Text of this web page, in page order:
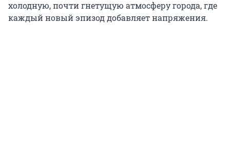
холодную, почти гнетущую атмосферу города, где
каждый новый эпизод добавляет напряжения.